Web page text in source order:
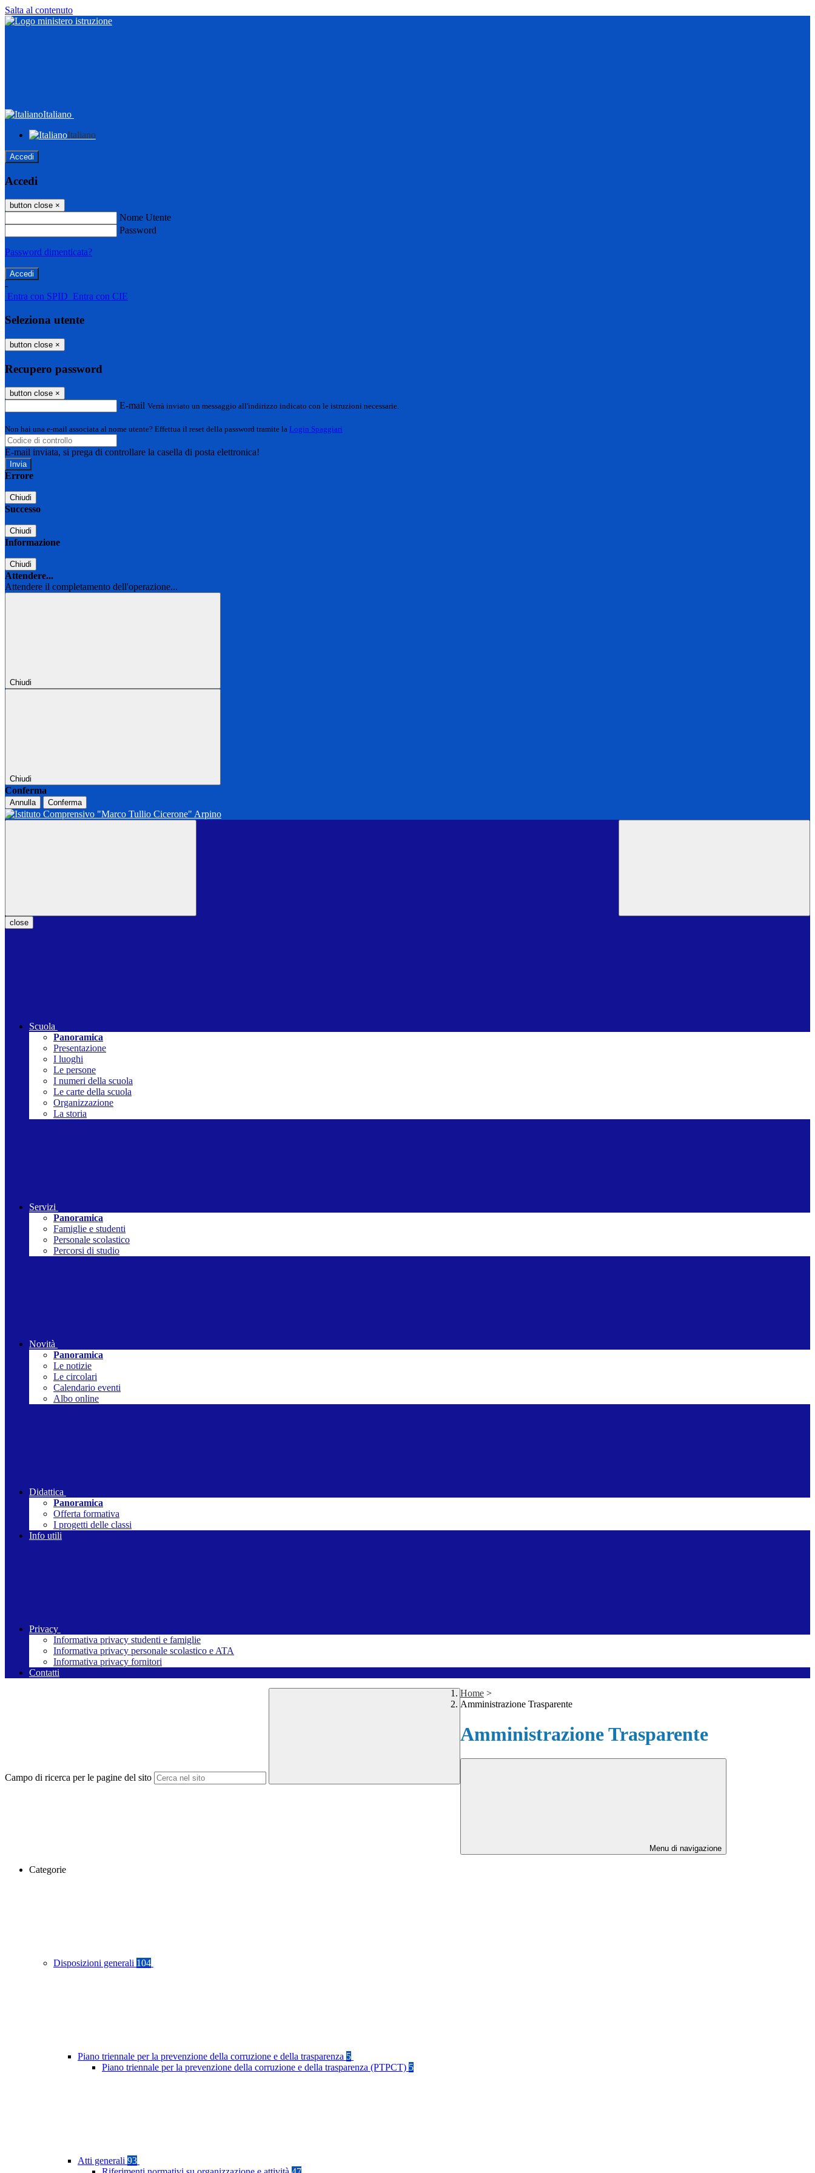
Salta al contenuto
Italiano
Italiano
Accedi
Accedi
button close ×
Nome Utente
Password
Password dimenticata?
-
Entra con SPID Entra con CIE
Seleziona utente
button close ×
Recupero password
button close ×
E-mail Verrà inviato un messaggio all'indirizzo indicato con le istruzioni necessarie.
Non hai una e-mail associata al nome utente? Effettua il reset della password tramite la Login Spaggiari
E-mail inviata, si prega di controllare la casella di posta elettronica!
Errore
Chiudi
Successo
Chiudi
Informazione
Chiudi
Attendere...
Attendere il completamento dell'operazione...
Chiudi
Chiudi
Conferma
Annulla Conferma
close
Scuola
Panoramica
Presentazione
I luoghi
Le persone
I numeri della scuola
Le carte della scuola
Organizzazione
La storia
Servizi
Panoramica
Famiglie e studenti
Personale scolastico
Percorsi di studio
Novità
Panoramica
Le notizie
Le circolari
Calendario eventi
Albo online
Didattica
Panoramica
Offerta formativa
I progetti delle classi
Info utili
Privacy
Informativa privacy studenti e famiglie
Informativa privacy personale scolastico e ATA
Informativa privacy fornitori
Contatti
Campo di ricerca per le pagine del sito
Home >
Amministrazione Trasparente
Amministrazione Trasparente
Menu di navigazione
Categorie
Disposizioni generali 104
Piano triennale per la prevenzione della corruzione e della trasparenza 5
Piano triennale per la prevenzione della corruzione e della trasparenza (PTPCT) 5
Atti generali 93